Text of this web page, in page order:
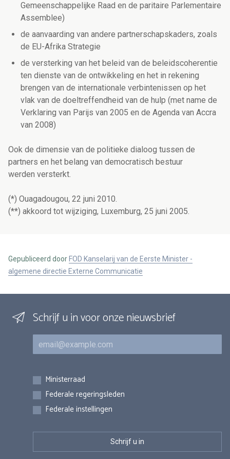
Gemeenschappelijke Raad en de paritaire Parlementaire
Assemblee)
de aanvaarding van andere partnerschapskaders, zoals
de EU-Afrika Strategie
de versterking van het beleid van de beleidscoherentie
ten dienste van de ontwikkeling en het in rekening
brengen van de internationale verbintenissen op het
vlak van de doeltreffendheid van de hulp (met name de
Verklaring van Parijs van 2005 en de Agenda van Accra
van 2008)
Ook de dimensie van de politieke dialoog tussen de
partners en het belang van democratisch bestuur
werden versterkt.
(*) Ouagadougou, 22 juni 2010.
(**) akkoord tot wijziging, Luxemburg, 25 juni 2005.
Gepubliceerd door FOD Kanselarij van de Eerste Minister -
algemene directie Externe Communicatie
Schrijf u in voor onze nieuwsbrief
E-mail
Inschrijvingen
Ministerraad
Federale regeringsleden
Federale instellingen